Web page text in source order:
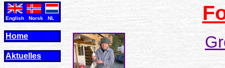
English Norsk NL
Home
Aktuelles